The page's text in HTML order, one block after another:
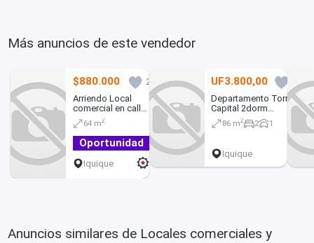
Más anuncios de este vendedor
$880.000
2
Arriendo Local
comercial en calle
Ramirez
64 m2
Oportunidad
Iquique
UF3.800,00
Departamento Torre
Capital 2dorm
2baños
86 m2 2 1
Iquique
Anuncios similares de Locales comerciales y